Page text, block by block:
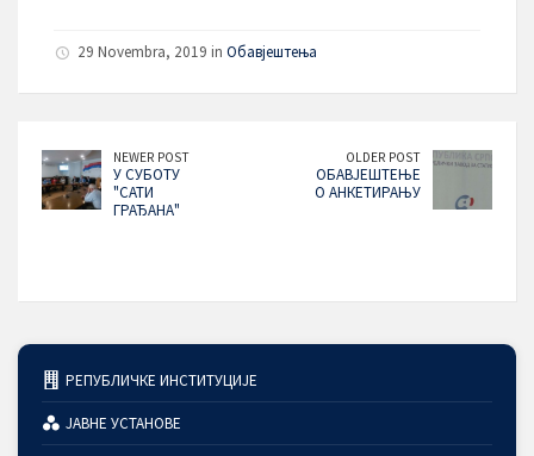
29 Novembra, 2019 in Обавјештења
NEWER POST
У СУБОТУ
"САТИ
ГРАЂАНА"
OLDER POST
ОБАВЈЕШТЕЊЕ
О АНКЕТИРАЊУ
РЕПУБЛИЧКЕ ИНСТИТУЦИЈЕ
ЈАВНЕ УСТАНОВЕ